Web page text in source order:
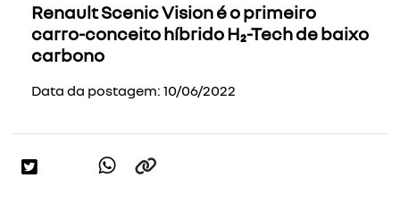
Renault Scenic Vision é o primeiro
carro-conceito híbrido H₂-Tech de baixo
carbono
Data da postagem: 10/06/2022